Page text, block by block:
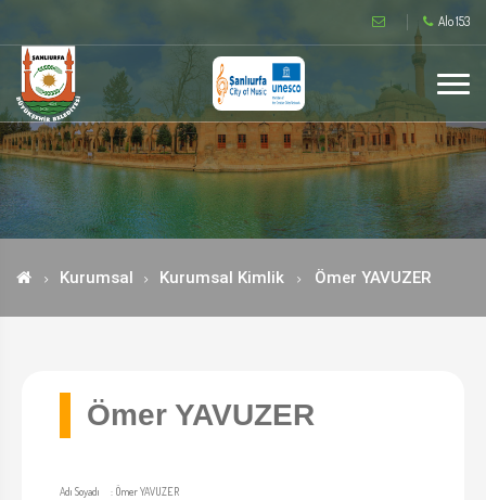
Alo 153
Kurumsal Kurumsal Kimlik Ömer YAVUZER
Ömer YAVUZER
Adı Soyadı : Ömer YAVUZER